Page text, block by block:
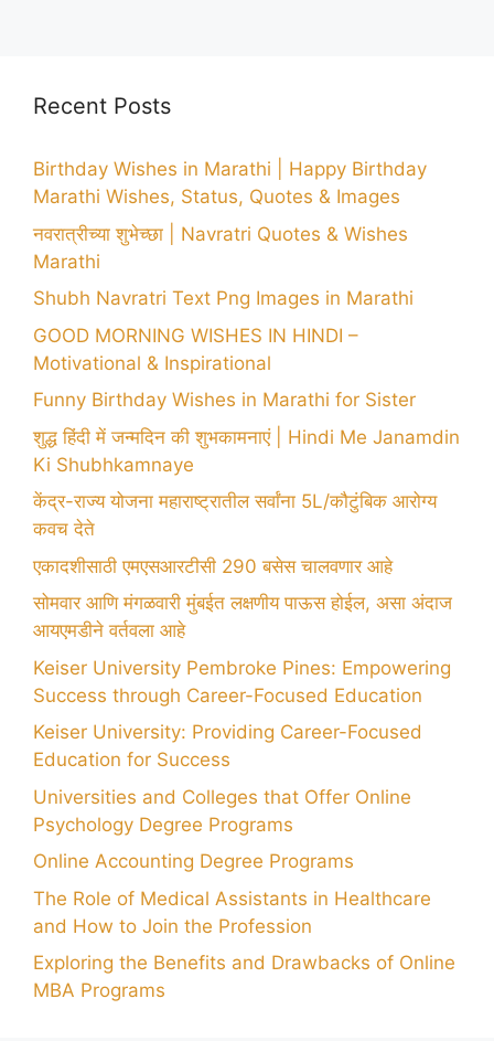
Recent Posts
Birthday Wishes in Marathi | Happy Birthday
Marathi Wishes, Status, Quotes & Images
नवरात्रीच्या शुभेच्छा | Navratri Quotes & Wishes
Marathi
Shubh Navratri Text Png Images in Marathi
GOOD MORNING WISHES IN HINDI –
Motivational & Inspirational
Funny Birthday Wishes in Marathi for Sister
शुद्ध हिंदी में जन्मदिन की शुभकामनाएं | Hindi Me Janamdin
Ki Shubhkamnaye
केंद्र-राज्य योजना महाराष्ट्रातील सर्वांना 5L/कौटुंबिक आरोग्य
कवच देते
एकादशीसाठी एमएसआरटीसी 290 बसेस चालवणार आहे
सोमवार आणि मंगळवारी मुंबईत लक्षणीय पाऊस होईल, असा अंदाज
आयएमडीने वर्तवला आहे
Keiser University Pembroke Pines: Empowering
Success through Career-Focused Education
Keiser University: Providing Career-Focused
Education for Success
Universities and Colleges that Offer Online
Psychology Degree Programs
Online Accounting Degree Programs
The Role of Medical Assistants in Healthcare
and How to Join the Profession
Exploring the Benefits and Drawbacks of Online
MBA Programs